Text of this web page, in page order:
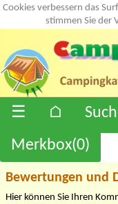
Cookies verbessern das
stimmen Sie der
☰ ⌂
Merkbox(0)
Bewertungen und
Hier können Sie Ihren